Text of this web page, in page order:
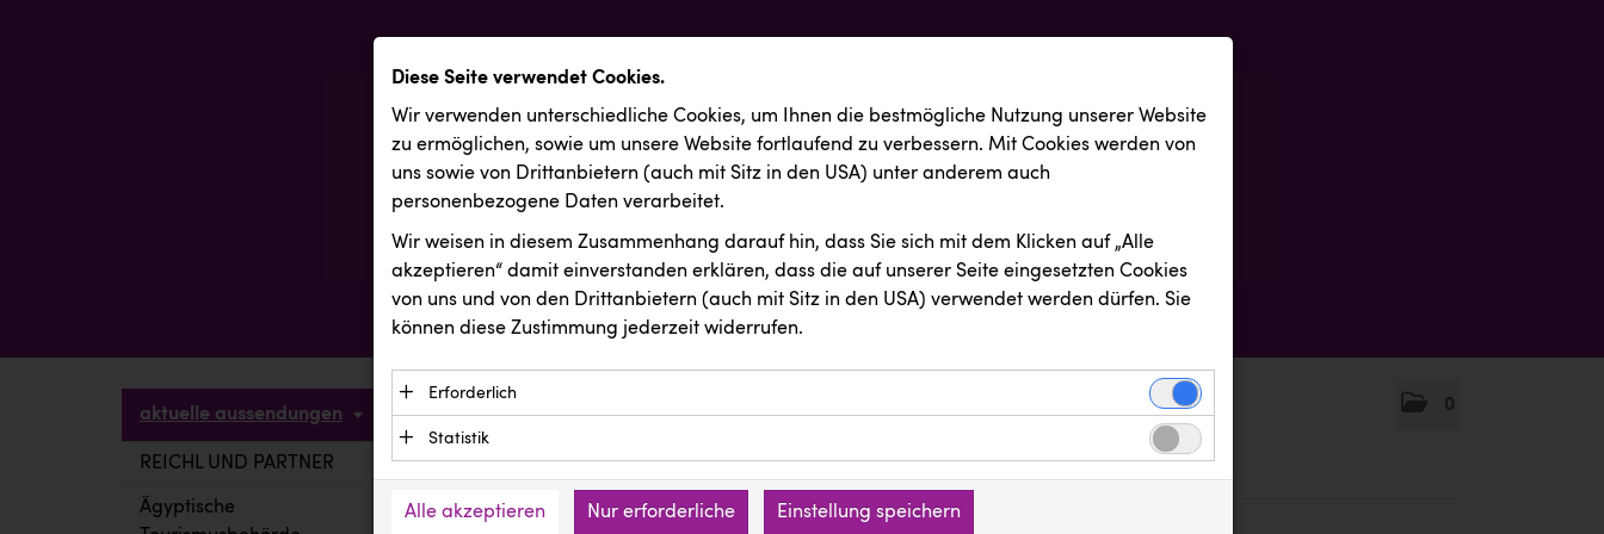
0
aktuelle aussendungen
REICHL UND PARTNER
Ägyptische
Diese Seite verwendet Cookies.
Wir verwenden unterschiedliche Cookies, um Ihnen die best­mögliche Nutzung unserer Website
zu ermöglichen, sowie um unsere Website fortlaufend zu verbessern. Mit Cookies werden von
uns sowie von Drittanbietern (auch mit Sitz in den USA) unter anderem auch
personenbezogene Daten verarbeitet.
Wir weisen in diesem Zusammenhang darauf hin, dass Sie sich mit dem Klicken auf „Alle
akzeptieren“ damit ein­ver­standen erklären, dass die auf unserer Seite eingesetzten Cookies
von uns und von den Drittanbietern (auch mit Sitz in den USA) verwendet werden dürfen. Sie
können diese Zustimmung jederzeit widerrufen.
Erforderlich
Essenzielle Cookies ermöglichen grundlegende Funktionen und sind für die einwandfreie
Funktion der Website erforderlich. Diese Cookies speichern keine personenbezogenen
Daten und werden an keine Dritten übermittelt.
Anbieter: Eigentümer der Website (Erstanbieter)
Statistik
verstehen, wie unsere Besucher unsere Website nutzen.
Alle akzeptieren Nur erforderliche Einstellung speichern